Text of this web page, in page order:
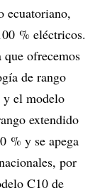
ecuatoriano,
% eléctricos.
ofrecemos
de rango
el modelo
extendido
% y se apega
por
C10 de